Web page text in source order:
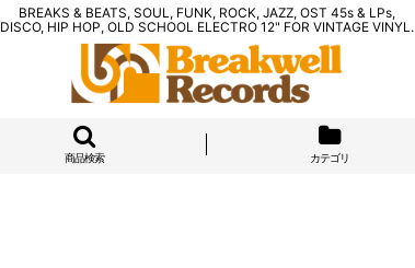
BREAKS & BEATS, SOUL, FUNK, ROCK, JAZZ, OST 45s & LPs,
DISCO, HIP HOP, OLD SCHOOL ELECTRO 12" FOR VINTAGE VINYL.
商品検索 カテゴリ